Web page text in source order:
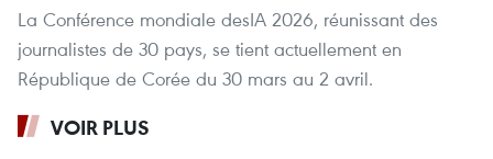
La Conférence mondiale desIA 2026, réunissant des
journalistes de 30 pays, se tient actuellement en
République de Corée du 30 mars au 2 avril.
VOIR PLUS